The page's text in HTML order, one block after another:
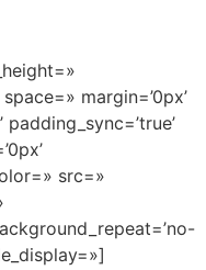
margin=’0px’
padding_sync=’true’
src=»